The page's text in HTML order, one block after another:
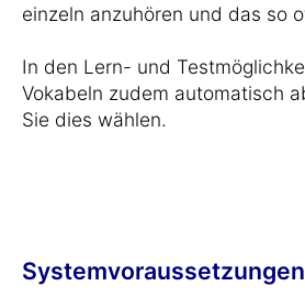
einzeln anzuhören und das so
In den Lern- und
Vokabeln zudem automatisch
Sie dies wählen.
Systemvoraussetzungen